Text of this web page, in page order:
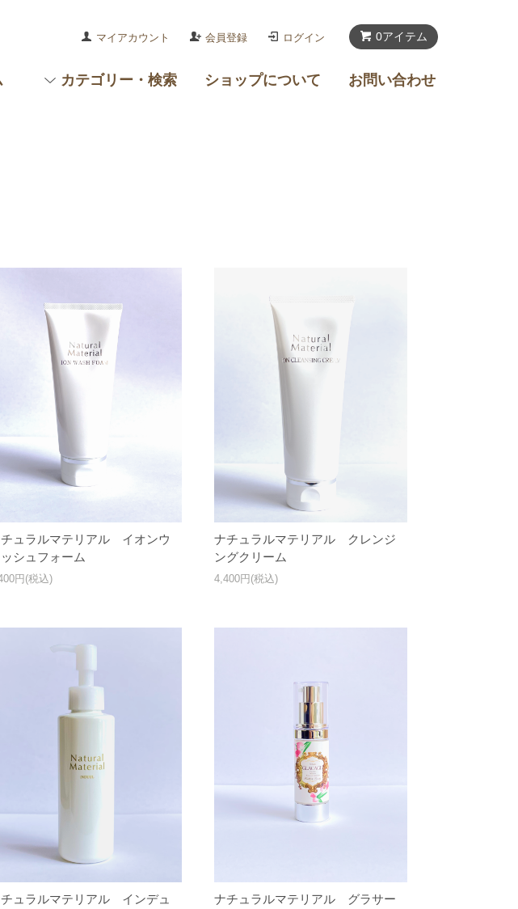
0アイテム
マイアカウント 会員登録 ログイン
カテゴリー・検索 ショップについて お問い合わせ
ュラルマテリアル イオンウ
ッシュフォーム
円(税込)
ナチュラルマテリアル クレンジ
ングクリーム
4,400円(税込)
ュラルマテリアル インデュ
ナチュラルマテリアル グラサー